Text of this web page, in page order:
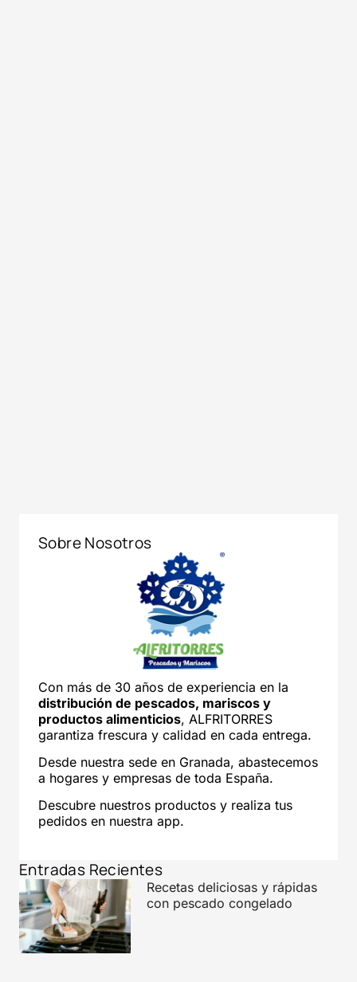
Sobre Nosotros
Con más de 30 años de experiencia en la
distribución de pescados, mariscos y
productos alimenticios, ALFRITORRES
garantiza frescura y calidad en cada entrega.
Desde nuestra sede en Granada, abastecemos
a hogares y empresas de toda España.
Descubre nuestros productos y realiza tus
pedidos en nuestra app.
Entradas Recientes
Recetas deliciosas y rápidas
con pescado congelado